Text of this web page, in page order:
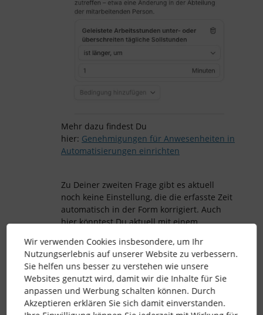
Mehr dazu findest Du
hier: Genehmigungen für Anwesenheiten in
Automatisierungen einrichten
Zu Deiner zweiten Frage gibt es aktuell
noch keine Einstellung, die die erfasste Zeit
automatisch in der Form korrigiert. Auch
hier könntest Du aktuell mit einem
“Arbeitsbeginn ist früher oder später als im
Arbeitszeitmodell festgelegt” bzw.
“Arbeitsende ist früher oder später als im
Arbeitszeitmodell festgelegt” und die
Arbeitszeiten könnten daraufhin manuell
korrigiert werden, sofern gewünscht.
Wir verwenden Cookies insbesondere, um Ihr
Nutzungserlebnis auf unserer Website zu verbessern.
Sie helfen uns besser zu verstehen wie unsere
Websites genutzt wird, damit wir die Inhalte für Sie
anpassen und Werbung schalten können. Durch
Akzeptieren erklären Sie sich damit einverstanden.